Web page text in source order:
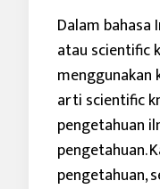
Dalam bahasa
atau scientific
menggunakan
arti scientific
pengetahuan
pengetahuan.
pengetahuan,